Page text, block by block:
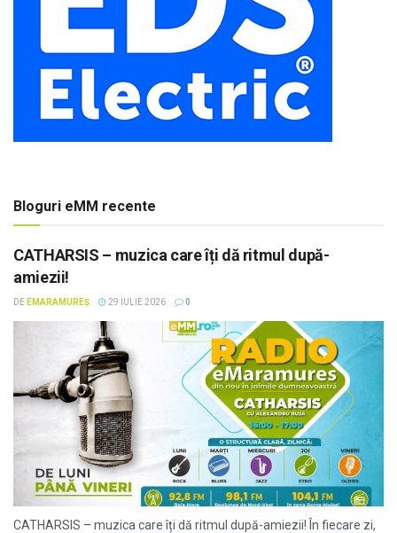
Bloguri eMM recente
CATHARSIS – muzica care îți dă ritmul după-
amiezii!
DE EMARAMUREȘ 29 IULIE 2026 0
CATHARSIS – muzica care îți dă ritmul după-amiezii! În fiecare zi,